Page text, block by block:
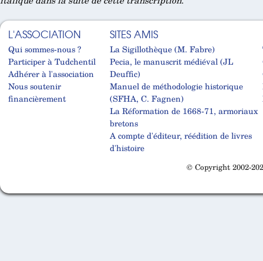
L'ASSOCIATION
Qui sommes-nous ?
Participer à Tudchentil
Adhérer à l'association
Nous soutenir
financièrement
SITES AMIS
La Sigillothèque (M. Fabre)
Pecia, le manuscrit médiéval (JL
Deuffic)
Manuel de méthodologie historique
(SFHA, C. Fagnen)
La Réformation de 1668-71, armoriaux
bretons
A compte d'éditeur, réédition de livres
d'histoire
© Copyright 2002-